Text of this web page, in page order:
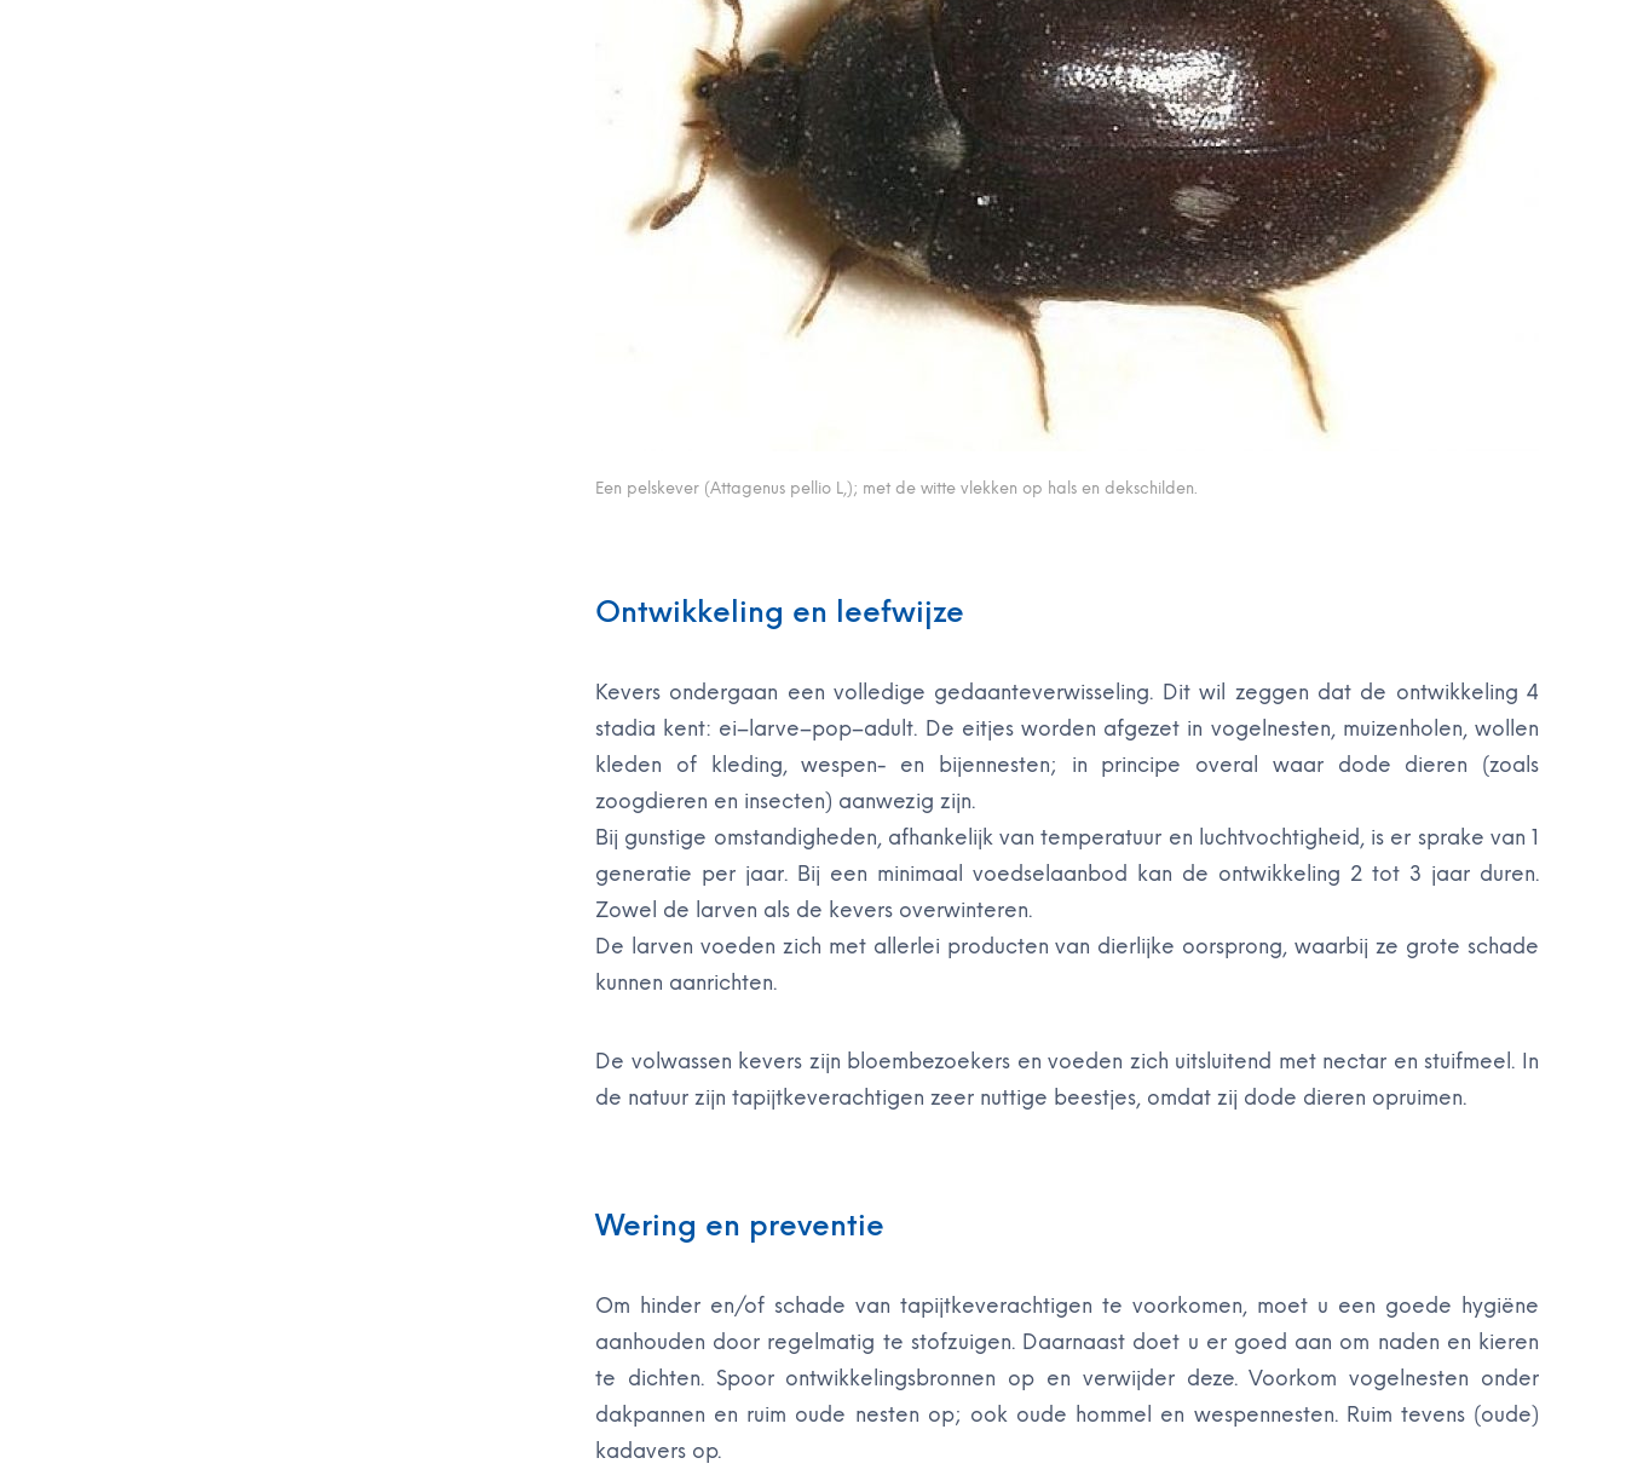
Een pelskever (Attagenus pellio L,); met de witte vlekken op hals en dekschilden.
Ontwikkeling en leefwijze
Kevers ondergaan een volledige gedaanteverwisseling. Dit wil zeggen dat de ontwikkeling 4
stadia kent: ei–larve–pop–adult. De eitjes worden afgezet in vogelnesten, muizenholen, wollen
kleden of kleding, wespen- en bijennesten; in principe overal waar dode dieren (zoals
zoogdieren en insecten) aanwezig zijn.
Bij gunstige omstandigheden, afhankelijk van temperatuur en luchtvochtigheid, is er sprake van 1
generatie per jaar. Bij een minimaal voedselaanbod kan de ontwikkeling 2 tot 3 jaar duren.
Zowel de larven als de kevers overwinteren.
De larven voeden zich met allerlei producten van dierlijke oorsprong, waarbij ze grote schade
kunnen aanrichten.
De volwassen kevers zijn bloembezoekers en voeden zich uitsluitend met nectar en stuifmeel. In
de natuur zijn tapijtkeverachtigen zeer nuttige beestjes, omdat zij dode dieren opruimen.
Wering en preventie
Om hinder en/of schade van tapijtkeverachtigen te voorkomen, moet u een goede hygiëne
aanhouden door regelmatig te stofzuigen. Daarnaast doet u er goed aan om naden en kieren
te dichten. Spoor ontwikkelingsbronnen op en verwijder deze. Voorkom vogelnesten onder
dakpannen en ruim oude nesten op; ook oude hommel en wespennesten. Ruim tevens (oude)
kadavers op.